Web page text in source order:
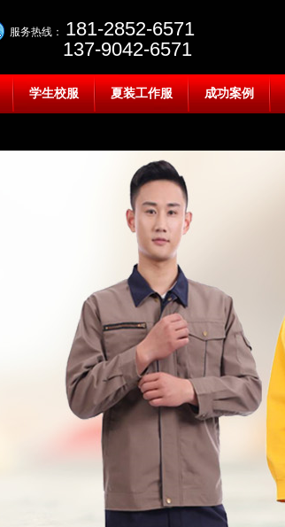
服务热线： 181-2852-6571
137-9042-6571
学生校服 夏装工作服 成功案例